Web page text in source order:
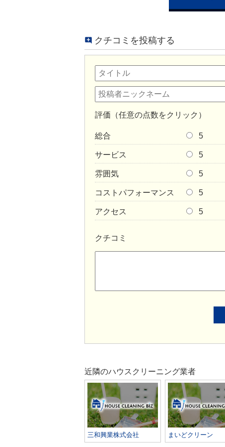
クチコミを投稿する
評価（任意の点数をクリック）
総合 5
サービス 5
雰囲気 5
コストパフォーマンス 5
アクセス 5
クチコミ
近隣のハウスクリーニング業者
三和興業株式会社 まいどクリーン